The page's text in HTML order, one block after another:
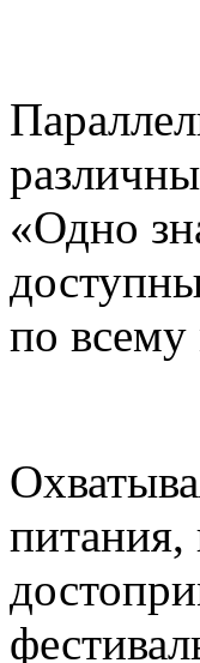
«Одно
по всему
питания,